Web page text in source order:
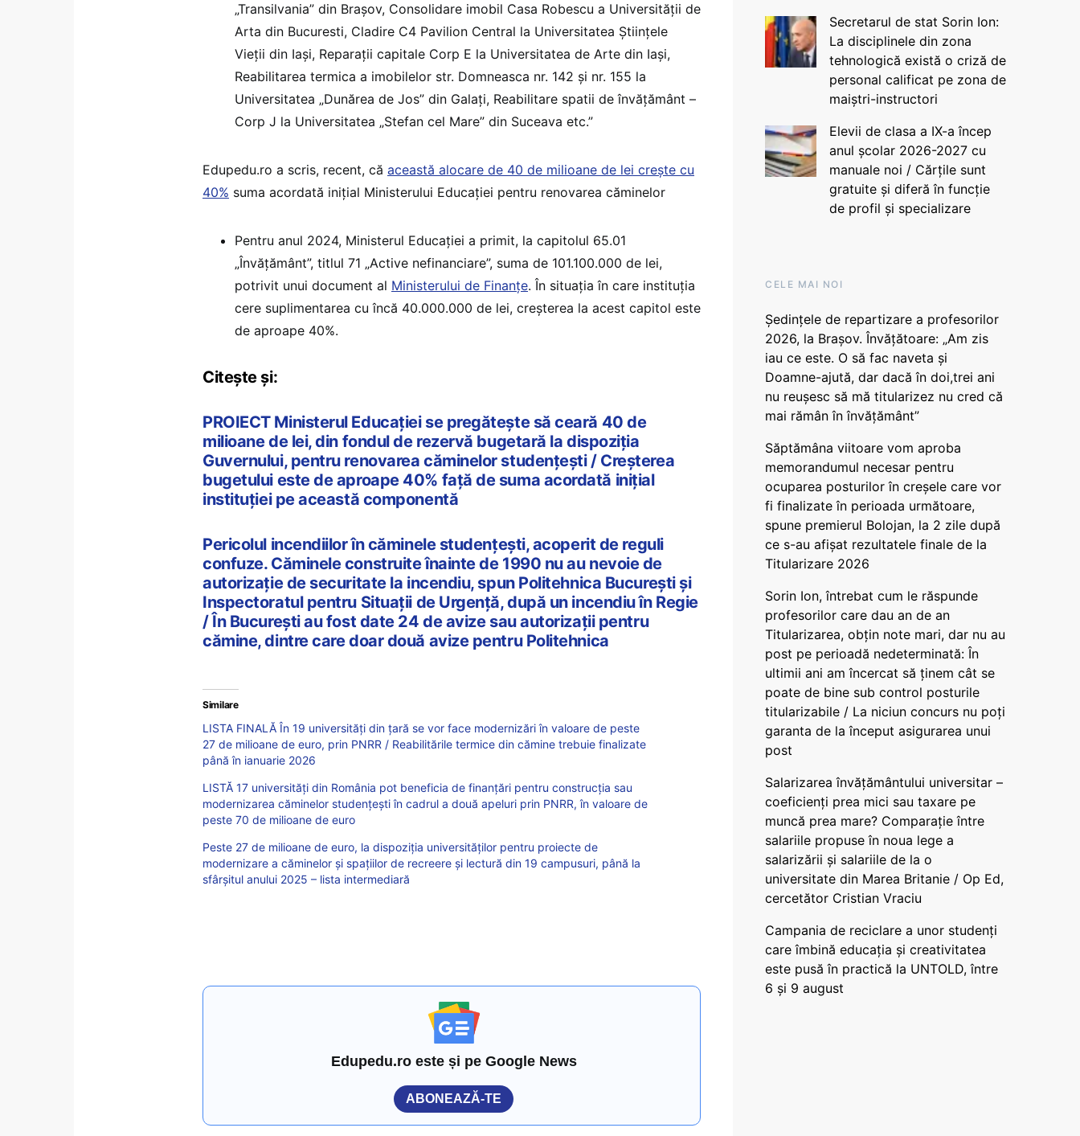
„Transilvania” din Brașov, Consolidare imobil Casa Robescu a Universității de
Arta din Bucuresti, Cladire C4 Pavilion Central la Universitatea Științele
Vieții din Iași, Reparații capitale Corp E la Universitatea de Arte din Iași,
Reabilitarea termica a imobilelor str. Domneasca nr. 142 și nr. 155 la
Universitatea „Dunărea de Jos” din Galați, Reabilitare spatii de învățământ –
Corp J la Universitatea „Stefan cel Mare” din Suceava etc.”
Edupedu.ro a scris, recent, că această alocare de 40 de milioane de lei crește cu
40% suma acordată inițial Ministerului Educației pentru renovarea căminelor
Pentru anul 2024, Ministerul Educației a primit, la capitolul 65.01
„Învățământ”, titlul 71 „Active nefinanciare”, suma de 101.100.000 de lei,
potrivit unui document al Ministerului de Finanțe. În situația în care instituția
cere suplimentarea cu încă 40.000.000 de lei, creșterea la acest capitol este
de aproape 40%.
Citește și:
PROIECT Ministerul Educației se pregătește să ceară 40 de
milioane de lei, din fondul de rezervă bugetară la dispoziția
Guvernului, pentru renovarea căminelor studențești / Creșterea
bugetului este de aproape 40% față de suma acordată inițial
instituției pe această componentă
Pericolul incendiilor în căminele studențești, acoperit de reguli
confuze. Căminele construite înainte de 1990 nu au nevoie de
autorizație de securitate la incendiu, spun Politehnica București și
Inspectoratul pentru Situații de Urgență, după un incendiu în Regie
/ În București au fost date 24 de avize sau autorizații pentru
cămine, dintre care doar două avize pentru Politehnica
Similare
LISTA FINALĂ În 19 universități din țară se vor face modernizări în valoare de peste
27 de milioane de euro, prin PNRR / Reabilitările termice din cămine trebuie finalizate
până în ianuarie 2026
LISTĂ 17 universități din România pot beneficia de finanțări pentru construcția sau
modernizarea căminelor studențești în cadrul a două apeluri prin PNRR, în valoare de
peste 70 de milioane de euro
Peste 27 de milioane de euro, la dispoziția universităților pentru proiecte de
modernizare a căminelor și spațiilor de recreere și lectură din 19 campusuri, până la
sfârșitul anului 2025 – lista intermediară
Edupedu.ro este și pe Google News
ABONEAZĂ-TE
Secretarul de stat Sorin Ion:
La disciplinele din zona
tehnologică există o criză de
personal calificat pe zona de
maiștri-instructori
Elevii de clasa a IX-a încep
anul școlar 2026-2027 cu
manuale noi / Cărțile sunt
gratuite și diferă în funcție
de profil și specializare
CELE MAI NOI
Ședințele de repartizare a profesorilor
2026, la Brașov. Învățătoare: „Am zis
iau ce este. O să fac naveta și
Doamne-ajută, dar dacă în doi,trei ani
nu reușesc să mă titularizez nu cred că
mai rămân în învățământ”
Săptămâna viitoare vom aproba
memorandumul necesar pentru
ocuparea posturilor în creșele care vor
fi finalizate în perioada următoare,
spune premierul Bolojan, la 2 zile după
ce s-au afișat rezultatele finale de la
Titularizare 2026
Sorin Ion, întrebat cum le răspunde
profesorilor care dau an de an
Titularizarea, obțin note mari, dar nu au
post pe perioadă nedeterminată: În
ultimii ani am încercat să ținem cât se
poate de bine sub control posturile
titularizabile / La niciun concurs nu poți
garanta de la început asigurarea unui
post
Salarizarea învățământului universitar –
coeficienți prea mici sau taxare pe
muncă prea mare? Comparație între
salariile propuse în noua lege a
salarizării și salariile de la o
universitate din Marea Britanie / Op Ed,
cercetător Cristian Vraciu
Campania de reciclare a unor studenți
care îmbină educația și creativitatea
este pusă în practică la UNTOLD, între
6 și 9 august